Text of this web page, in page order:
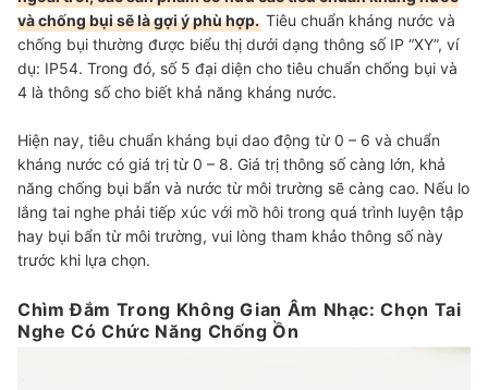
và chống bụi sẽ là gợi ý phù hợp. Tiêu chuẩn kháng nước và
chống bụi thường được biểu thị dưới dạng thông số IP “XY”, ví
dụ: IP54. Trong đó, số 5 đại diện cho tiêu chuẩn chống bụi và
4 là thông số cho biết khả năng kháng nước.
Hiện nay, tiêu chuẩn kháng bụi dao động từ 0 – 6 và chuẩn
kháng nước có giá trị từ 0 – 8. Giá trị thông số càng lớn, khả
năng chống bụi bẩn và nước từ môi trường sẽ càng cao. Nếu lo
lắng tai nghe phải tiếp xúc với mồ hôi trong quá trình luyện tập
hay bụi bẩn từ môi trường, vui lòng tham khảo thông số này
trước khi lựa chọn.
Chìm Đắm Trong Không Gian Âm Nhạc: Chọn Tai
Nghe Có Chức Năng Chống Ồn